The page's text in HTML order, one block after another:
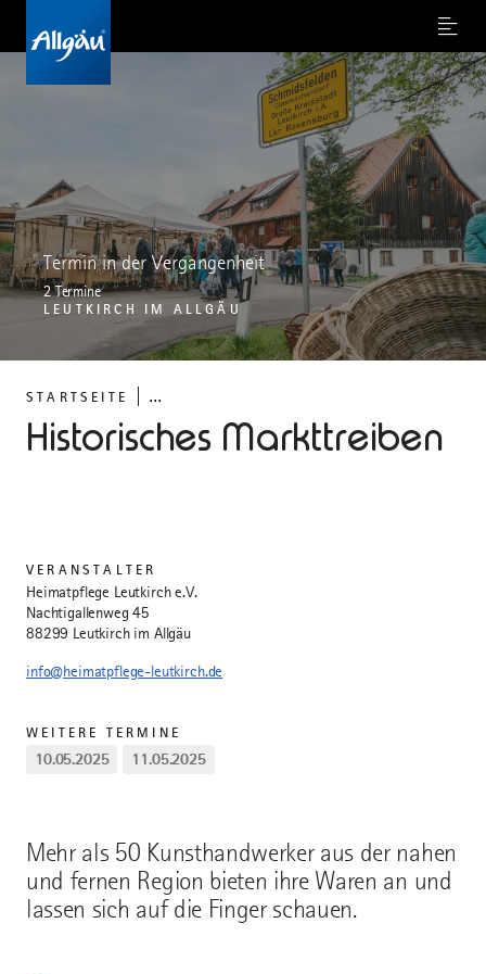
Menu
STARTSEITE ...
Historisches Markttreiben
Termin in der Vergangenheit
2 Termine
LEUTKIRCH IM ALLGÄU
Mehr als 50 Kunsthandwerker aus der nahen
und fernen Region bieten ihre Waren an und
lassen sich auf die Finger schauen.
VERANSTALTER
Heimatpflege Leutkirch e.V.
Nachtigallenweg 45
88299 Leutkirch im Allgäu
info@heimatpflege-leutkirch.de
WEITERE TERMINE
10.05.2025 11.05.2025